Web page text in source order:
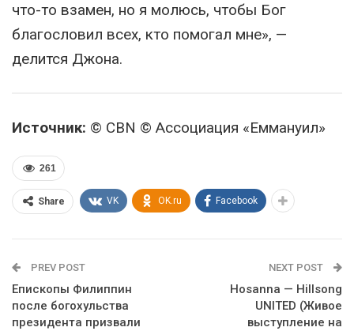
что-то взамен, но я молюсь, чтобы Бог
благословил всех, кто помогал мне», —
делится Джона.
Источник: © CBN © Ассоциация «Еммануил»
261
Share VK OK.ru Facebook
PREV POST
Епископы Филиппин
после богохульства
президента призвали
NEXT POST
Hosanna — Hillsong
UNITED (Живое
выступление на